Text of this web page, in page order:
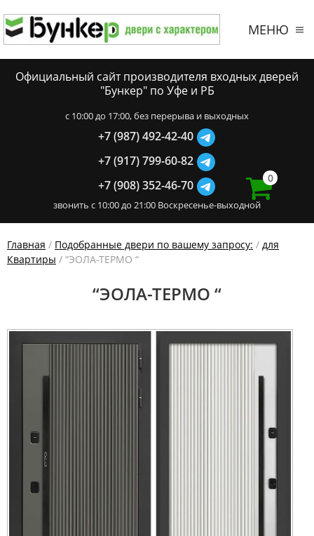
МЕНЮ
Официальный сайт производителя входных дверей
"Бункер" по Уфе и РБ
c 10:00 до 17:00, без перерыва и выходных
+7 (987) 492-42-40
+7 (917) 799-60-82
+7 (908) 352-46-70
звонить с 10:00 до 21:00 Воскресенье-выходной
0
Главная / Подобранные двери по вашему запросу: / для
Квартиры / “ЭОЛА-ТЕРМО “
“ЭОЛА-ТЕРМО “